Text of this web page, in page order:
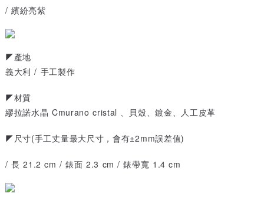
/ 繽紛亮紫
◤產地
義大利 / 手工製作
◤材質
繆拉諾水晶 Cmurano cristal 、貝殼、鍍金、人工皮革
◤尺寸(手工丈量最大尺寸，會有±2mm誤差值)
/ 長 21.2 cm / 錶面 2.3 cm / 錶帶寬 1.4 cm